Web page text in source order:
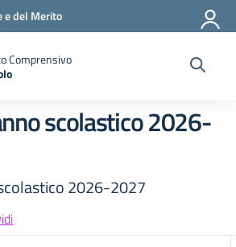
e del Merito
Comprensivo
scolastico 2026-
2026-2027